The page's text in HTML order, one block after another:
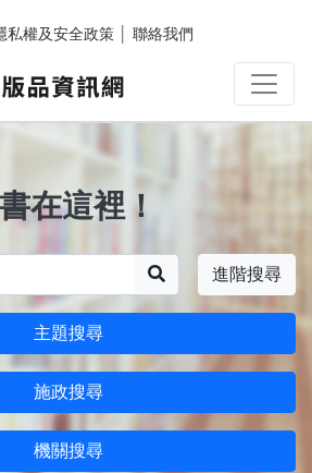
私權及安全政策 聯絡我們
在這裡！
進階搜尋
主題搜尋
施政搜尋
機關搜尋